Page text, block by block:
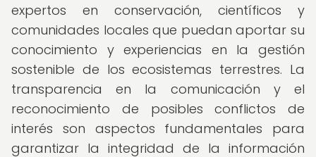
expertos en conservación, científicos y
comunidades locales que puedan aportar su
conocimiento y experiencias en la gestión
sostenible de los ecosistemas terrestres. La
transparencia en la comunicación y el
reconocimiento de posibles conflictos de
interés son aspectos fundamentales para
garantizar la integridad de la información